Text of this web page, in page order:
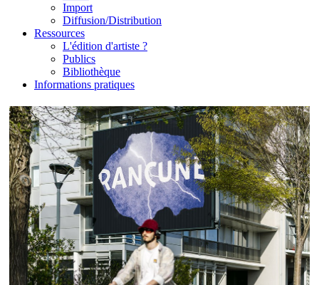
Import
Diffusion/Distribution
Ressources
L'édition d'artiste ?
Publics
Bibliothèque
Informations pratiques